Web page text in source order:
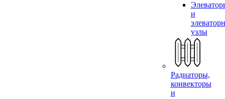
и
узлы
Радиаторы,
конвекторы
и